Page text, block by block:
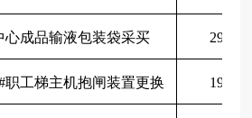
心成品输液包装袋采买
职工梯主机抱闸装置更换